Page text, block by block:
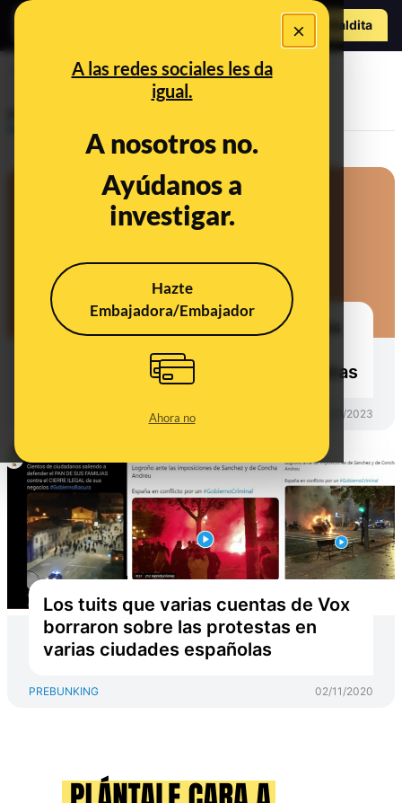
×
A las redes sociales les da
igual.
A nosotros no.
Ayúdanos a
investigar.
Hazte
Embajadora/Embajador
Ahora no
Hazte Maldita
Cómo funcionan los contenedores
de basura con cerradura
electrónica: preguntas y respuestas
16/10/2023
Los tuits que varias cuentas de Vox
borraron sobre las protestas en
varias ciudades españolas
PREBUNKING 02/11/2020